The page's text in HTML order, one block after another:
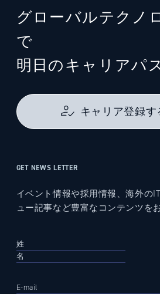
グローバルテクノ
で
明日のキャリアパ
キャリア登録す
GET NEWS LETTER
イベント情報や採用情報、海外の
ュー記事など豊富なコンテンツを